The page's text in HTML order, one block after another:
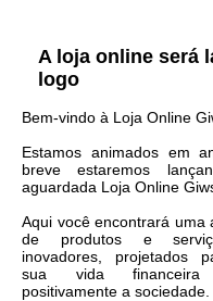
A loja online será
logo
Bem-vindo à Loja Online
Estamos animados em
breve estaremos
aguardada Loja Online
Aqui você encontrará uma
de produtos e
inovadores, projetados
sua vida
positivamente a sociedade.